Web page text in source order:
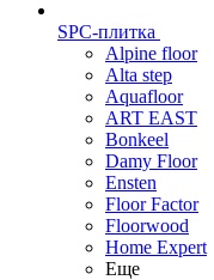
SPC-плитка
Alpine floor
Alta step
Aquafloor
ART EAST
Bonkeel
Damy Floor
Ensten
Floor Factor
Floorwood
Home Expert
Еще